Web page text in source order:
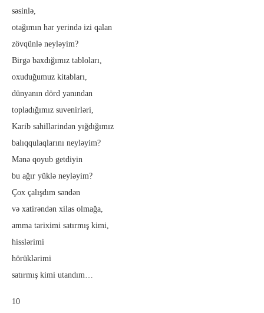
səsinlə,
otağımın hər yerində izi qalan
zövqünlə neyləyim?
Birgə baxdığımız tabloları,
oxuduğumuz kitabları,
dünyanın dörd yanından
topladığımız suvenirləri,
Karib sahillərindən yığdığımız
balıqqulaqlarını neyləyim?
Mənə qoyub getdiyin
bu ağır yüklə neyləyim?
Çox çalışdım səndən
və xatirəndən xilas olmağa,
amma tariximi satırmış kimi,
hisslərimi
hörüklərimi
satırmış kimi utandım…
10